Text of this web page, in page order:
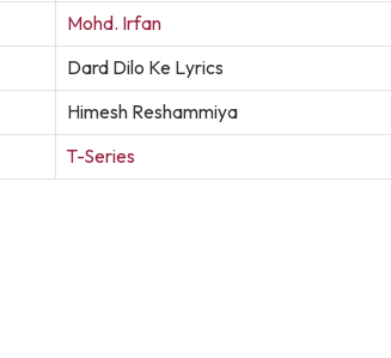
Mohd. Irfan
Dard Dilo Ke Lyrics
Himesh Reshammiya
T-Series